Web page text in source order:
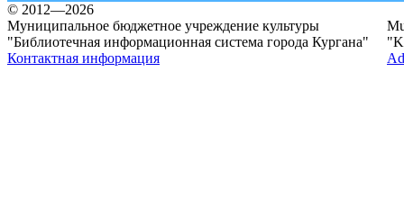
© 2012—2026
Муниципальное бюджетное учреждение культуры
"Библиотечная информационная система города Кургана"
Контактная информация